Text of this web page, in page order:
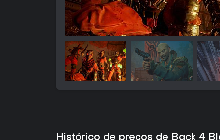
Histórico de preços de Back 4